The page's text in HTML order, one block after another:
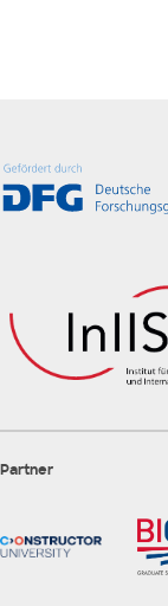
Partner